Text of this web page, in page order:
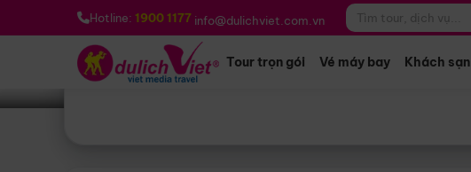
Hotline: 1900 1177 info@dulichviet.com.vn
Tour trọn gói Vé máy bay Khách sạn
Bạn muốn đi đâu? *